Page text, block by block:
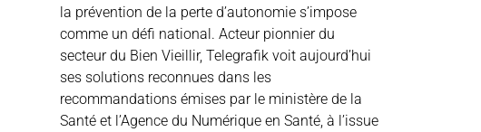
la prévention de la perte d’autonomie s’impose
comme un défi national. Acteur pionnier du
secteur du Bien Vieillir, Telegrafik voit aujourd’hui
ses solutions reconnues dans les
recommandations émises par le ministère de la
Santé et l’Agence du Numérique en Santé, à l’issue